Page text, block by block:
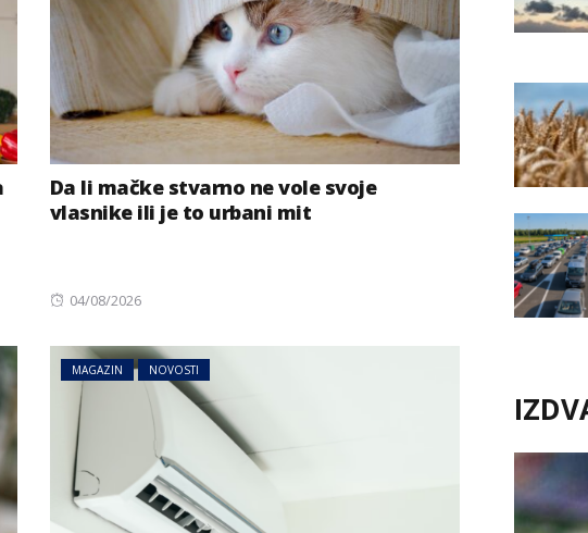
Da li mačke stvarno ne vole svoje
vlasnike ili je to urbani mit
Posted
04/08/2026
MAGAZIN NOVOSTI